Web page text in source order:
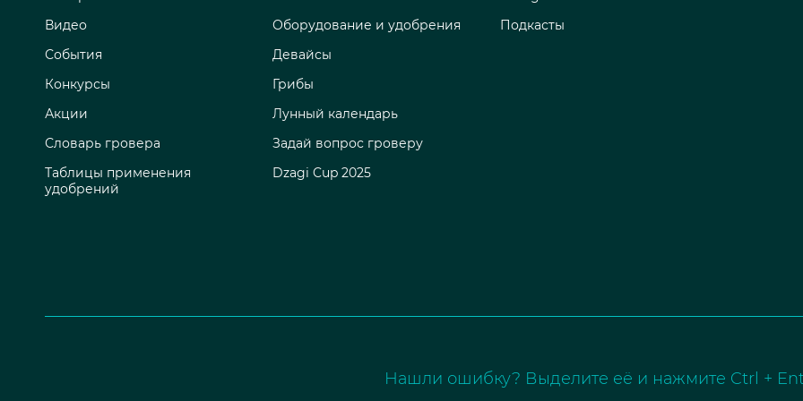
Видео
События
Конкурсы
Акции
Словарь гровера
Таблицы применения
удобрений
Оборудование и удобрения
Девайсы
Грибы
Лунный календарь
Задай вопрос гроверу
Dzagi Cup 2025
Подкасты
Нашли ошибку? Выделите её и нажмите Ctrl +